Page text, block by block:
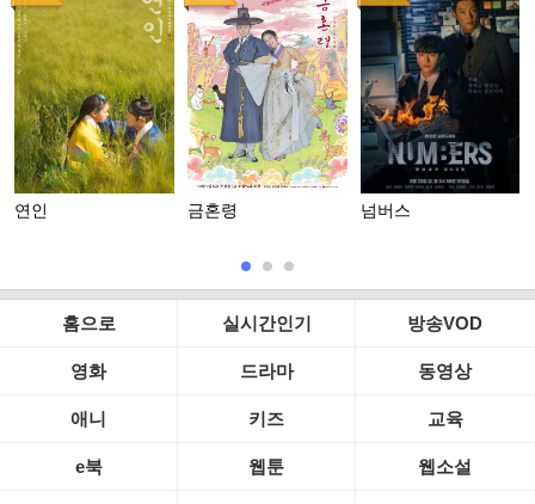
연인 금혼령 넘버스
홈으로 실시간인기 방송VOD
영화 드라마 동영상
애니 키즈 교육
e북 웹툰 웹소설